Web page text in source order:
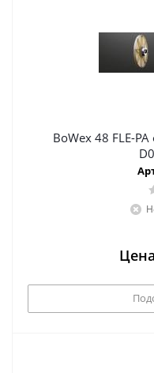
BoWex 48 FLE-